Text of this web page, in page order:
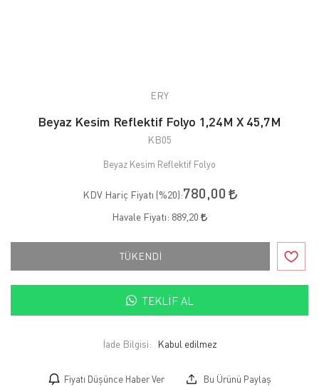
ERY
Beyaz Kesim Reflektif Folyo 1,24M X 45,7M
KB05
Beyaz Kesim Reflektif Folyo
KDV Hariç Fiyatı (%20):780,00
Havale Fiyatı: 889,20
TÜKENDİ
TEKLIF AL
İade Bilgisi:
Fiyatı Düşünce Haber Ver Bu Ürünü Paylaş